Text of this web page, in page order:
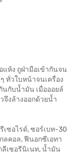
แห้ง ถูฝ่ามือเข้ากันจน
ทั่วใบหน้าจนเครื่อง
นกับน้ำมัน เมื่อออยล์
งล้างออกด้วยน้ำ
ซอไรด์, ซอร์เบท-30
ลคอล, ฟีนอกซีเอทา
ลีเซอรีนิเนท, น้ำมัน